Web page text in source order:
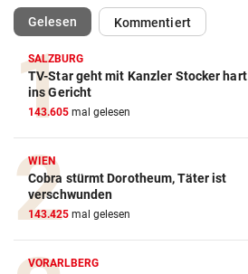
Gelesen(ausgewählt)Kommentiert
SALZBURG
TV-Star geht mit Kanzler Stocker hart
ins Gericht
143.605 mal gelesen
WIEN
Cobra stürmt Dorotheum, Täter ist
verschwunden
143.425 mal gelesen
VORARLBERG